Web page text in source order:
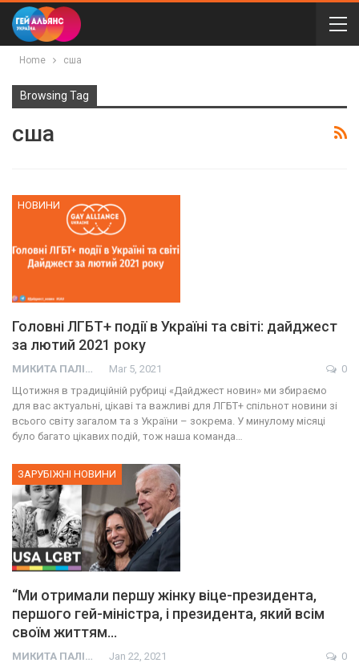
Home сша
Browsing Tag
сша
НОВИНИ
Головні ЛГБТ+ події в Україні та світі: дайджест
за лютий 2021 року
МИКИТА ПАЛІЙ Mar 5, 2021
0
Щотижня в традиційній рубриці «Дайджест новин» ми збираємо
для вас актуальні, цікаві та важливі для ЛГБТ+ спільнот новини зі
всього світу загалом та з України – зокрема. У минулому місяці
було багато цікавих подій, тож наша команда…
ЗАРУБІЖНІ НОВИНИ
“Ми отримали першу жінку віце-президента,
першого гей-міністра, і президента, який всім
своїм життям…
МИКИТА ПАЛІЙ Jan 22, 2021
0